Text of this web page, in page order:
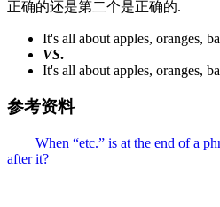
正确的还是第二个是正确的.
It's all about apples, oranges,
VS.
It's all about apples, oranges,
参考资料
When “etc.” is at the end of a
after it?